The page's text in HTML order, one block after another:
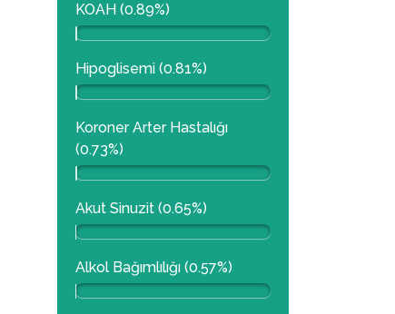
KOAH (0.89%)
Hipoglisemi (0.81%)
Koroner Arter Hastalığı
(0.73%)
Akut Sinuzit (0.65%)
Alkol Bağımlılığı (0.57%)